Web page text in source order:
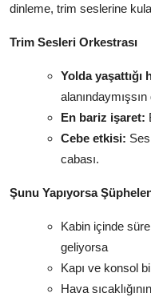
dinleme, trim seslerine
Trim Sesleri Orkestrası
Yolda yaşattığı
alanındaymışsın
En bariz işaret:
Cebe etkisi:
cabası.
Şunu Yapıyorsa
Kabin içinde
geliyorsa
Kapı ve konsol
Hava